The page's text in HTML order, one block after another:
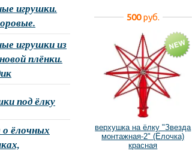
500руб.
верхушка на ёлку "Звезда
монтажная-2" (Ёлочка)
красная
игрушки.
игрушки из
плёнки.
под ёлку
о ёлочных